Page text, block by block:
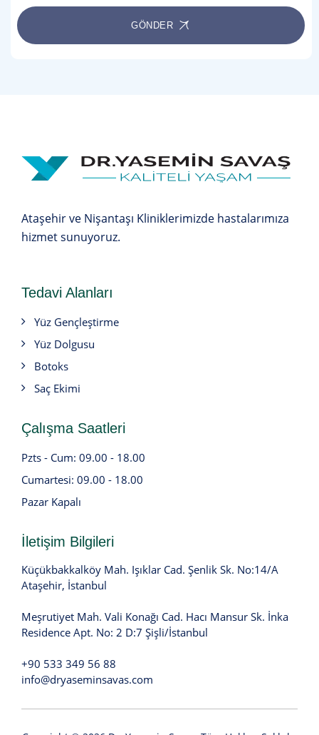
GÖNDER
Ataşehir ve Nişantaşı Kliniklerimizde hastalarımıza
hizmet sunuyoruz.
Tedavi Alanları
Yüz Gençleştirme
Yüz Dolgusu
Botoks
Saç Ekimi
Çalışma Saatleri
Pzts - Cum: 09.00 - 18.00
Cumartesi: 09.00 - 18.00
Pazar Kapalı
İletişim Bilgileri
Küçükbakkalköy Mah. Işıklar Cad. Şenlik Sk. No:14/A
Ataşehir, İstanbul
Meşrutiyet Mah. Vali Konağı Cad. Hacı Mansur Sk. İnka
Residence Apt. No: 2 D:7 Şişli/İstanbul
+90 533 349 56 88
info@dryaseminsavas.com